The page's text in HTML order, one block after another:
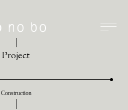
Project
Construction